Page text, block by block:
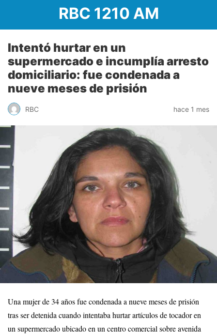
RBC 1210 AM
Intentó hurtar en un
supermercado e incumplía arresto
domiciliario: fue condenada a
nueve meses de prisión
RBC hace 1 mes
Una mujer de 34 años fue condenada a nueve meses de prisión
tras ser detenida cuando intentaba hurtar artículos de tocador en
un supermercado ubicado en un centro comercial sobre avenida